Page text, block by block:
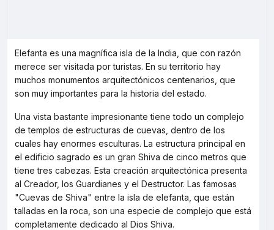
Elefanta es una magnífica isla de la India, que con razón
merece ser visitada por turistas. En su territorio hay
muchos monumentos arquitectónicos centenarios, que
son muy importantes para la historia del estado.
Una vista bastante impresionante tiene todo un complejo
de templos de estructuras de cuevas, dentro de los
cuales hay enormes esculturas. La estructura principal en
el edificio sagrado es un gran Shiva de cinco metros que
tiene tres cabezas. Esta creación arquitectónica presenta
al Creador, los Guardianes y el Destructor. Las famosas
"Cuevas de Shiva" entre la isla de elefanta, que están
talladas en la roca, son una especie de complejo que está
completamente dedicado al Dios Shiva.